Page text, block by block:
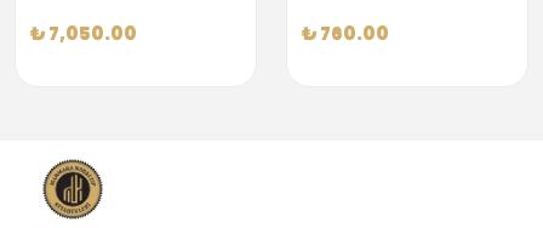
₺ 7,050.00 ₺ 760.00